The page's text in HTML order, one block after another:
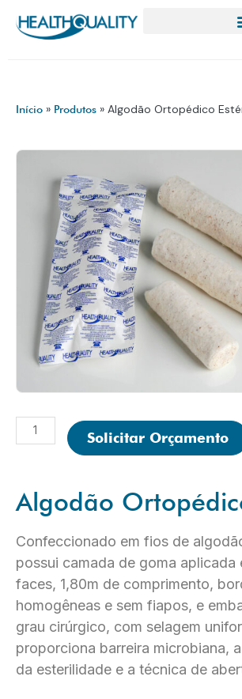
para
Início » Produtos » Algodão Ortopédico
Algodão
Confeccionado em fios de
possui camada de goma aplicada
faces, 1,80m de comprimento,
homogêneas e sem fiapos, e
grau cirúrgico, com selagem
proporciona barreira microbiana,
da esterilidade e a técnica de
Algodão
Ortopédico
Solicitar Orçamento